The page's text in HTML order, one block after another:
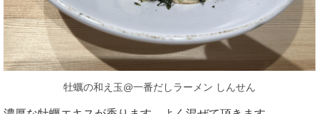
牡蠣の和え玉@一番だしラーメン しんせん